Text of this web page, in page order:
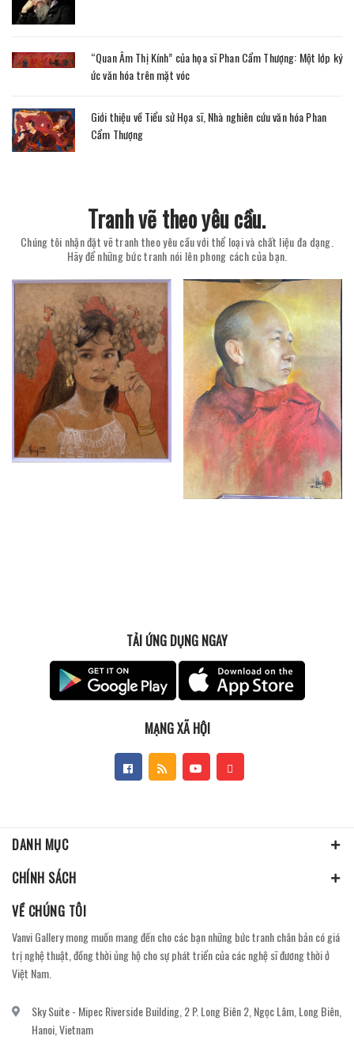
“Quan Âm Thị Kính” của họa sĩ Phan Cẩm Thượng: Một lớp ký
ức văn hóa trên mặt vóc
Giới thiệu về Tiểu sử Họa sĩ, Nhà nghiên cứu văn hóa Phan
Cẩm Thượng
Tranh vẽ theo yêu cầu.
Chúng tôi nhận đặt vẽ tranh theo yêu cầu với thể loại và chất liệu đa dạng.
Hãy để những bức tranh nói lên phong cách của bạn.
TẢI ỨNG DỤNG NGAY
MẠNG XÃ HỘI
DANH MỤC
CHÍNH SÁCH
VỀ CHÚNG TÔI
Vanvi Gallery mong muốn mang đến cho các bạn những bức tranh chân bản có giá
trị nghệ thuật, đồng thời ủng hộ cho sự phát triển của các nghệ sĩ đương thời ở
Việt Nam.
Sky Suite - Mipec Riverside Building, 2 P. Long Biên 2, Ngọc Lâm, Long Biên,
Hanoi, Vietnam